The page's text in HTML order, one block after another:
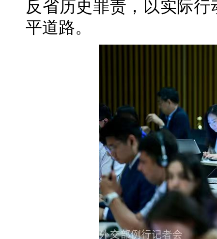
反省历史罪责，以实际
平道路。